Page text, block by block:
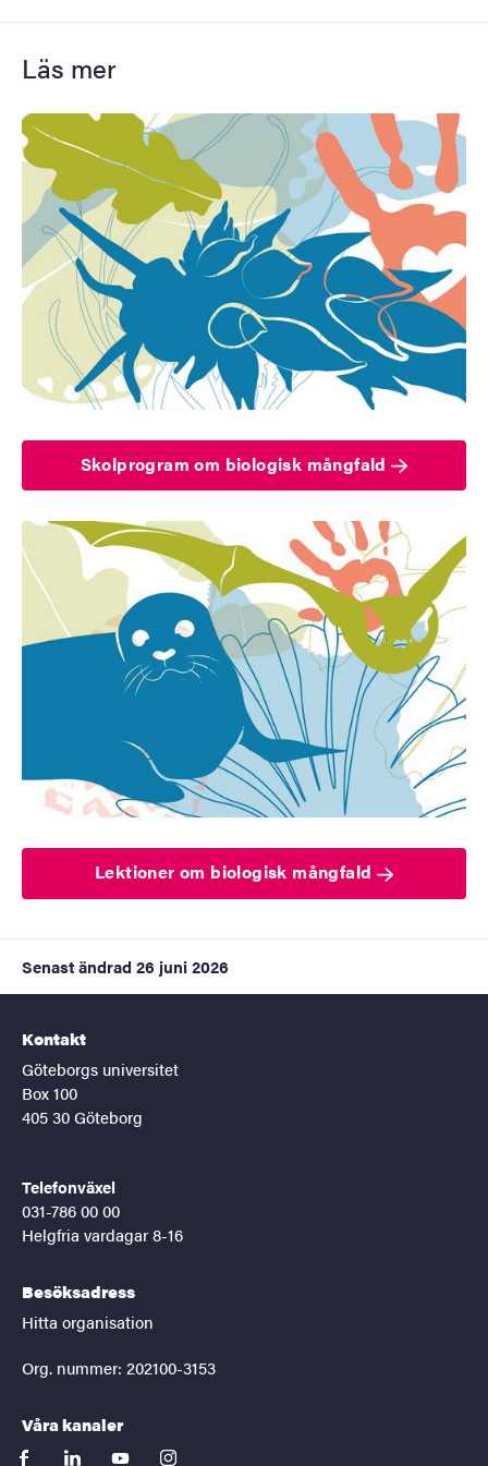
Läs mer
Skolprogram om biologisk mångfald
Lektioner om biologisk mångfald
Senast ändrad 26 juni 2026
Kontakt
Göteborgs universitet
Box 100
405 30 Göteborg
Telefonväxel
031-786 00 00
Helgfria vardagar 8-16
Besöksadress
Hitta organisation
Org. nummer: 202100-3153
Våra kanaler